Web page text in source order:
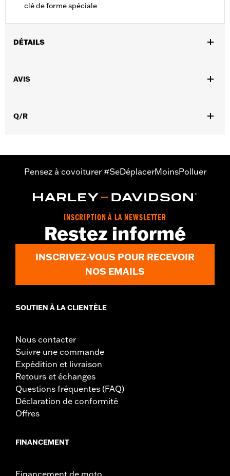
clé de forme spéciale
DÉTAILS
Instructions d’installation
Dans la boîte:
Inclut 4 contre-écrous, rondelles, boulons et la clé
AVIS
Q/R
Pensez à covoiturer #SeDéplacerMoinsPolluer
INSCRIPTION À LA NEWSLETTER
Restez informé
INSCRIVEZ-VOUS POUR RECEVOIR
NOS EMAILS
SOUTIEN À LA CLIENTÈLE
Nous contacter
Suivre une commande
Expédition et livraison
Retours et échanges
Questions fréquentes (FAQ)
Déclaration de conformité
Offres
FINANCEMENT
Financement de moto